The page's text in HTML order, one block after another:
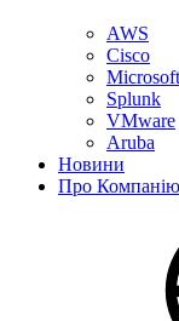
AWS
Cisco
Microsoft
Splunk
VMware
Aruba
Новини
Про Компанію